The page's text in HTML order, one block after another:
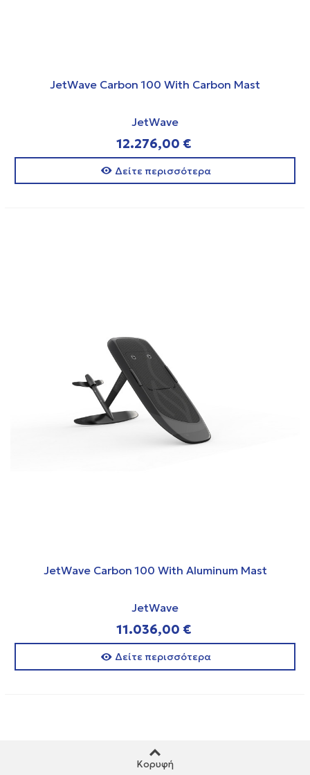
JetWave Carbon 100 With Carbon Mast
JetWave
12.276,00 €
Δείτε περισσότερα
JetWave Carbon 100 With Aluminum Mast
JetWave
11.036,00 €
Δείτε περισσότερα
Κορυφή